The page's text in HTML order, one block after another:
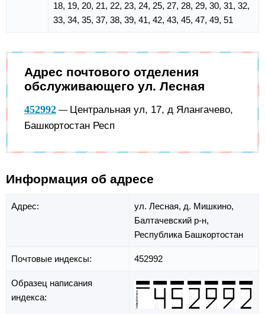
18, 19, 20, 21, 22, 23, 24, 25, 27, 28, 29, 30, 31, 32,
33, 34, 35, 37, 38, 39, 41, 42, 43, 45, 47, 49, 51
Адрес почтового отделения
обслуживающего ул. Лесная
452992 — Центральная ул, 17, д Ялангачево,
Башкортостан Респ
Информация об адресе
Адрес: ул. Лесная, д. Мишкино,
Балтачевский р-н,
Республика Башкортостан
Почтовые индексы: 452992
Образец написания
индекса: